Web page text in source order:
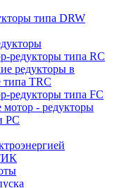
типа DRW
редукторы типа RC
редукторы в
TRC
редукторы типа FC
мотор - редукторы
PC